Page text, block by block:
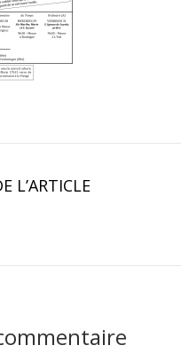
L’ARTICLE